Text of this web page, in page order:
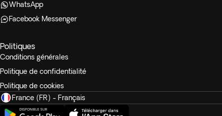
WhatsApp
Facebook Messenger
Politiques
Conditions générales
Politique de confidentialité
Politique de cookies
France (FR) - Français